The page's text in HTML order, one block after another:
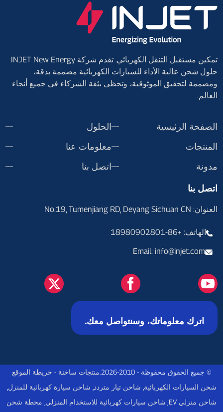
تمكين مستقبل التنقل الكهربائي. تقدم شركة INJET New Energy
حلول شحن عالية الأداء للسيارات الكهربائية مصممة بدقة،
ومصممة لتحقيق الموثوقية، وتحظى بثقة الشركاء في جميع أنحاء
العالم.
الصفحة الرئيسية
الحلول
المنتجات
معلومات عنا
مدونة
اتصل بنا
اتصل بنا
العنوان: No.19, Tumenjiang RD, Deyang Sichuan CN
الهاتف: +86-18980902801
Email: info@injet.com
اترك معلوماتك، وسنتواصل معك.
© جميع الحقوق محفوظة - 2010-2026. منتجات ساخنة - خريطة الموقع
شحن السيارات الكهربائية, شاحن تيار متردد, شاحن سيارة كهربائية للمنزل,
شاحن منزلي EV
, شاحن سيارات كهربائية للاستخدام المنزلي, محطة شحن